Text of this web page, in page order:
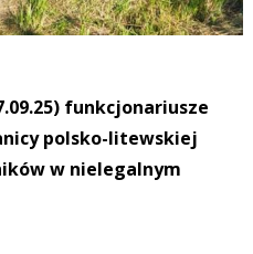
funkcjonariusze
polsko-litewskiej
w nielegalnym